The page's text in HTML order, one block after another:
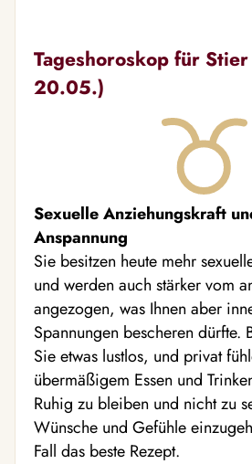
Tageshoroskop für
20.05.)
Sexuelle Anziehungskraft
Anspannung
Sie besitzen heute mehr
und werden auch stärker vom
angezogen, was Ihnen aber
Spannungen bescheren dürfte.
Sie etwas lustlos, und privat
übermäßigem Essen und
Ruhig zu bleiben und nicht zu
Wünsche und Gefühle
Fall das beste Rezept.